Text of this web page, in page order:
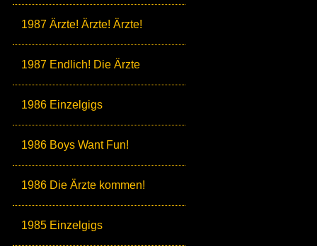
1987 Ärzte! Ärzte! Ärzte!
1987 Endlich! Die Ärzte
1986 Einzelgigs
1986 Boys Want Fun!
1986 Die Ärzte kommen!
1985 Einzelgigs